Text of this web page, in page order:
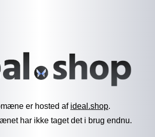
er hosted af ideal.shop.
har ikke taget det i brug endnu.